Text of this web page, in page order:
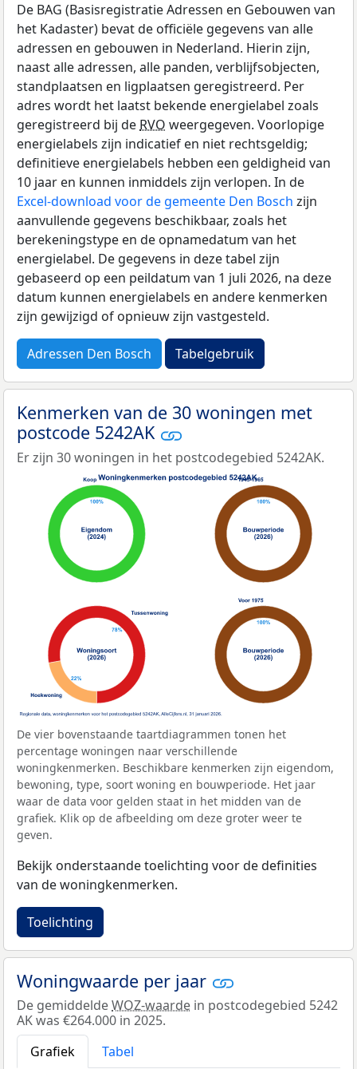
De BAG (Basisregistratie Adressen en Gebouwen van
het Kadaster) bevat de officiële gegevens van alle
adressen en gebouwen in Nederland. Hierin zijn,
naast alle adressen, alle panden, verblijfsobjecten,
standplaatsen en ligplaatsen geregistreerd. Per
adres wordt het laatst bekende energielabel zoals
geregistreerd bij de RVO weergegeven. Voorlopige
energielabels zijn indicatief en niet rechtsgeldig;
definitieve energielabels hebben een geldigheid van
10 jaar en kunnen inmiddels zijn verlopen. In de
Excel-download voor de gemeente Den Bosch zijn
aanvullende gegevens beschikbaar, zoals het
berekeningstype en de opnamedatum van het
energielabel. De gegevens in deze tabel zijn
gebaseerd op een peildatum van 1 juli 2026, na deze
datum kunnen energielabels en andere kenmerken
zijn gewijzigd of opnieuw zijn vastgesteld.
Adressen Den Bosch Tabelgebruik
Kenmerken van de 30 woningen met
postcode 5242AK
Er zijn 30 woningen in het postcodegebied 5242AK.
De vier bovenstaande taartdiagrammen tonen het
percentage woningen naar verschillende
woningkenmerken. Beschikbare kenmerken zijn eigendom,
bewoning, type, soort woning en bouwperiode. Het jaar
waar de data voor gelden staat in het midden van de
grafiek. Klik op de afbeelding om deze groter weer te
geven.
Bekijk onderstaande toelichting voor de definities
van de woningkenmerken.
Toelichting
Woningwaarde per jaar
De gemiddeldeWOZ-waarde in postcodegebied 5242
AK was €264.000 in 2025.
Grafiek
Tabel